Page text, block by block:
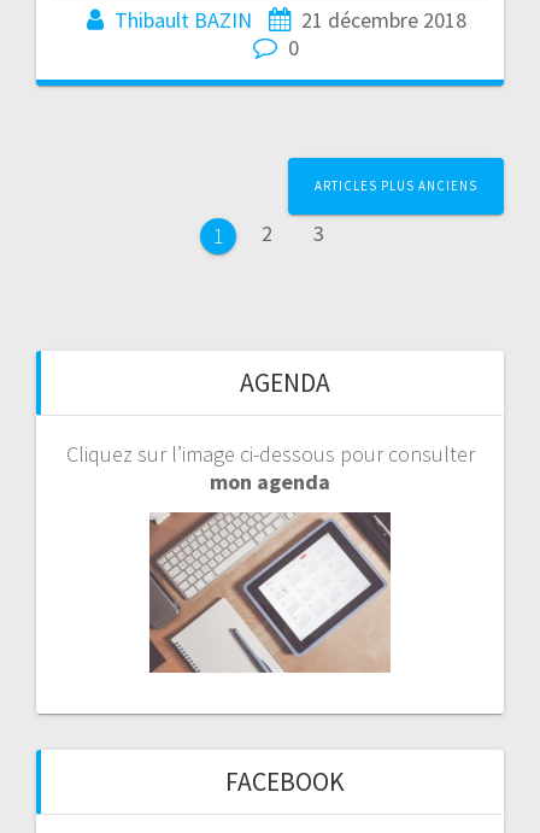
Thibault BAZIN
21 décembre 2018
0
1 2 3
ARTICLES PLUS ANCIENS
AGENDA
Cliquez sur l’image ci-dessous pour consulter
mon agenda
FACEBOOK